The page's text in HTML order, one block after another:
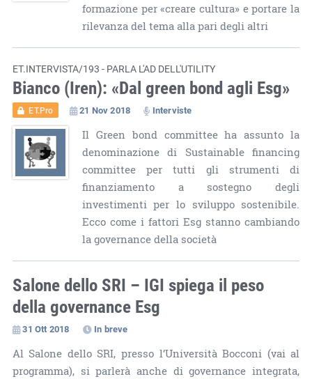
formazione per «creare cultura» e portare la
rilevanza del tema alla pari degli altri
ET.INTERVISTA/193 - PARLA L'AD DELL'UTILITY
Bianco (Iren): «Dal green bond agli Esg»
ET.Pro 21 Nov 2018 Interviste
Il Green bond committee ha assunto la
denominazione di Sustainable financing
committee per tutti gli strumenti di
finanziamento a sostegno degli
investimenti per lo sviluppo sostenibile.
Ecco come i fattori Esg stanno cambiando
la governance della società
Salone dello SRI – IGI spiega il peso
della governance Esg
31 Ott 2018 In breve
Al Salone dello SRI, presso l’Università Bocconi (vai al
programma), si parlerà anche di governance integrata,